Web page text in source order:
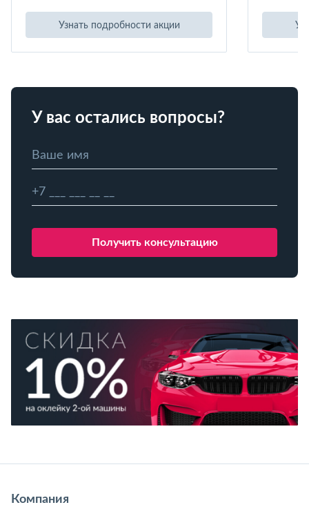
Узнать подробности акции
У вас остались вопросы?
Компания